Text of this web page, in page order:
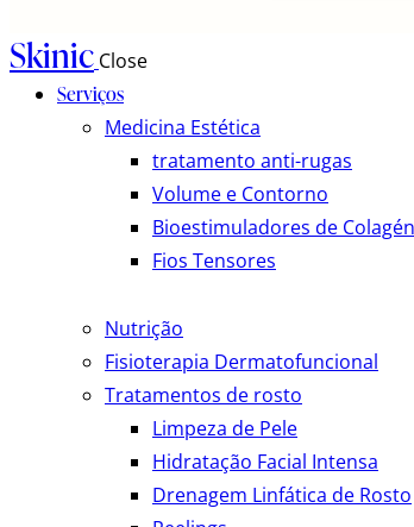
Skinic Close
Serviços
Medicina Estética
tratamento anti-rugas
Volume e Contorno
Bioestimuladores de
Fios Tensores
Nutrição
Fisioterapia Dermatofuncional
Tratamentos de rosto
Limpeza de Pele
Hidratação Facial Intensa
Drenagem Linfática de Rosto